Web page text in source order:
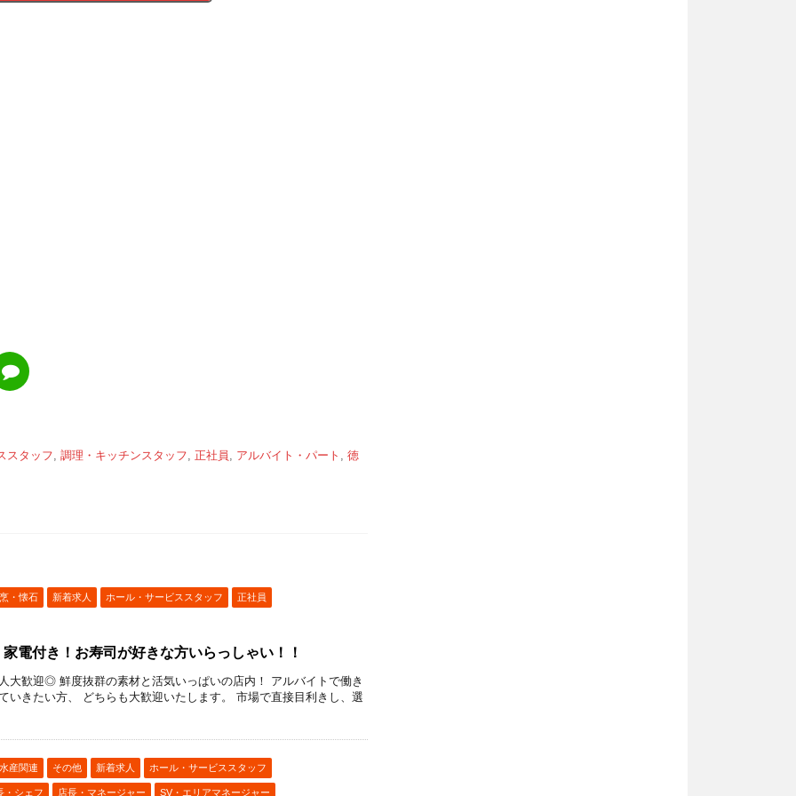
スタッフ 調理・キッチンスタッフ 正社員 アルバイト・パート 徳
・懐石 新着求人 ホール・サービススタッフ 正社員
電付き！お寿司が好きな方いらっしゃい！！
大歓迎◎ 鮮度抜群の素材と活気いっぱいの店内！ アルバイトで働き
いきたい方、 どちらも大歓迎いたします。 市場で直接目利きし、選
産関連 その他 新着求人 ホール・サービススタッフ
・シェフ 店長・マネージャー SV・エリアマネージャー